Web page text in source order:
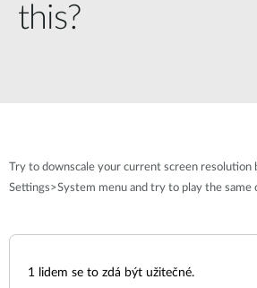
this?
Try to downscale your current screen resolution
Settings>System menu and try to play the same
1 lidem se to zdá být užitečné.